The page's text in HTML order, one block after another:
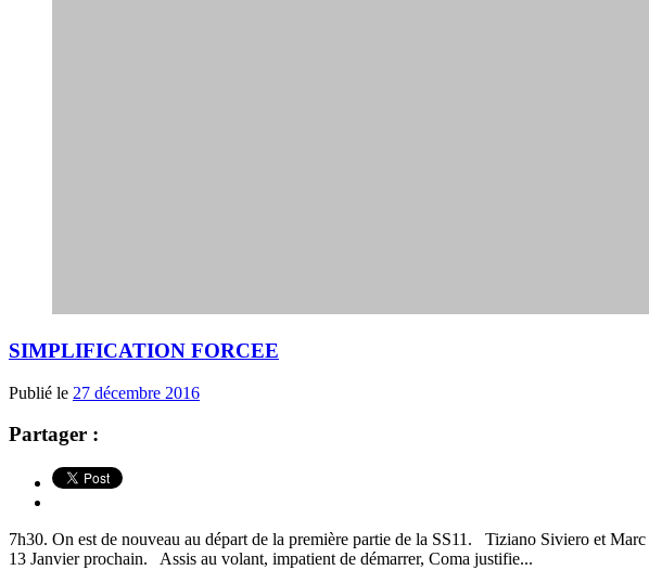
SIMPLIFICATION FORCEE
Publié le 27 décembre 2016
Partager :
7h30. On est de nouveau au départ de la première partie de la SS11. Tiziano Siviero et
13 Janvier prochain. Assis au volant, impatient de démarrer, Coma justifie...